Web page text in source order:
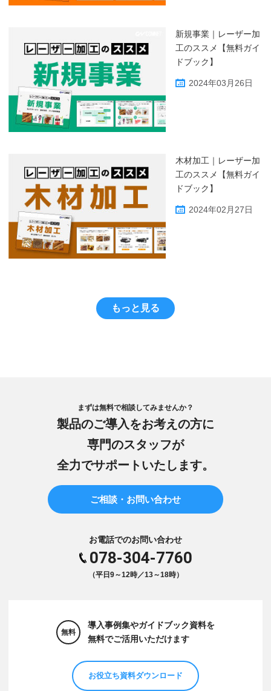
新規事業｜レーザー加
工のススメ【無料ガイ
ドブック】
2024年03月26日
木材加工｜レーザー加
工のススメ【無料ガイ
ドブック】
2024年02月27日
もっと見る
まずは無料で相談してみませんか？
製品のご導入をお考えの方に
専門のスタッフが
全力でサポートいたします。
ご相談・お問い合わせ
お電話でのお問い合わせ
078-304-7760
（平日9～12時／13～18時）
無料
導入事例集やガイドブック資料を
無料でご活用いただけます
お役立ち資料ダウンロード